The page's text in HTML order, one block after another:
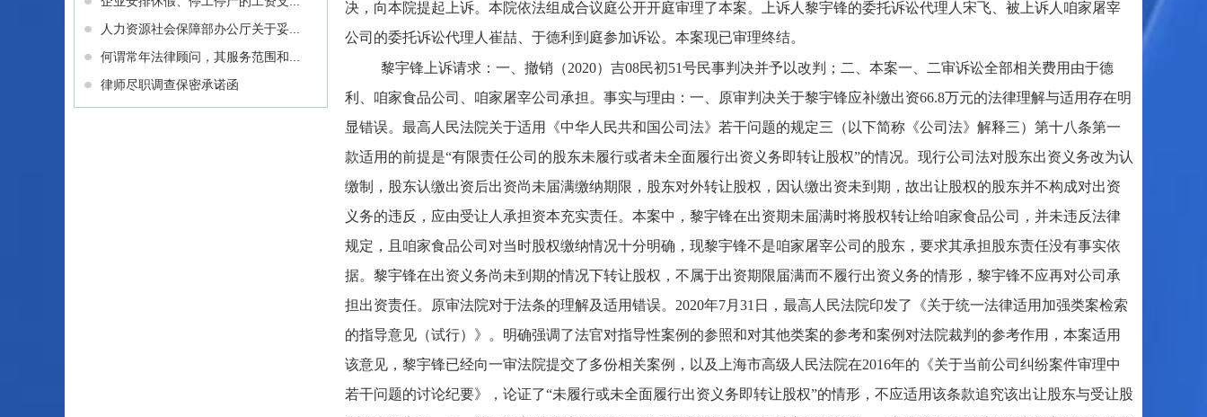
人力资源社会保障部办公厅关于妥...
何谓常年法律顾问，其服务范围和...
律师尽职调查保密承诺函
决，向本院提起上诉。本院依法组成合议庭公开开庭审理了本案。上诉人黎宇锋的委托诉讼代理人宋飞、被上诉人咱家屠宰
公司的委托诉讼代理人崔喆、于德利到庭参加诉讼。本案现已审理终结。
黎宇锋上诉请求：一、撤销（2020）吉08民初51号民事判决并予以改判；二、本案一、二审诉讼全部相关费用由于德
利、咱家食品公司、咱家屠宰公司承担。事实与理由：一、原审判决关于黎宇锋应补缴出资66.8万元的法律理解与适用存在明
显错误。最高人民法院关于适用《中华人民共和国公司法》若干问题的规定三（以下简称《公司法》解释三）第十八条第一
款适用的前提是“有限责任公司的股东未履行或者未全面履行出资义务即转让股权”的情况。现行公司法对股东出资义务改为认
缴制，股东认缴出资后出资尚未届满缴纳期限，股东对外转让股权，因认缴出资未到期，故出让股权的股东并不构成对出资
义务的违反，应由受让人承担资本充实责任。本案中，黎宇锋在出资期未届满时将股权转让给咱家食品公司，并未违反法律
规定，且咱家食品公司对当时股权缴纳情况十分明确，现黎宇锋不是咱家屠宰公司的股东，要求其承担股东责任没有事实依
据。黎宇锋在出资义务尚未到期的情况下转让股权，不属于出资期限届满而不履行出资义务的情形，黎宇锋不应再对公司承
担出资责任。原审法院对于法条的理解及适用错误。2020年7月31日，最高人民法院印发了《关于统一法律适用加强类案检索
的指导意见（试行）》。明确强调了法官对指导性案例的参照和对其他类案的参考和案例对法院裁判的参考作用，本案适用
该意见，黎宇锋已经向一审法院提交了多份相关案例，以及上海市高级人民法院在2016年的《关于当前公司纠纷案件审理中
若干问题的讨论纪要》，论证了“未履行或未全面履行出资义务即转让股权”的情形，不应适用该条款追究该出让股东与受让股